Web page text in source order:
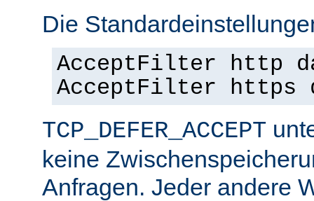
Die
AcceptFilter http
AcceptFilter https
TCP_DEFER_ACCEPT
keine
Anfragen. Jeder andere